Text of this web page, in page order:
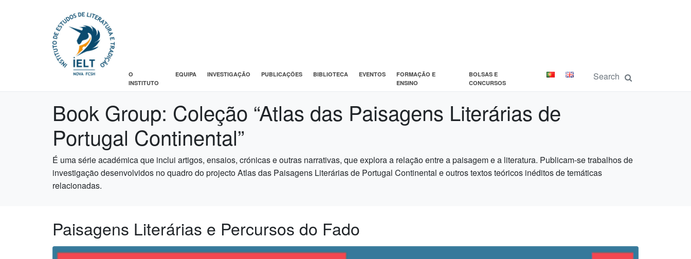
O
INSTITUTO
EQUIPA INVESTIGAÇÃO PUBLICAÇÕES BIBLIOTECA EVENTOS
FORMAÇÃO E
ENSINO
BOLSAS E
CONCURSOS
Book Group: Coleção “Atlas das Paisagens Literárias de
Portugal Continental”
É uma série académica que inclui artigos, ensaios, crónicas e outras narrativas, que explora a relação entre a paisagem e a literatura. Publicam-se trabalhos de
investigação desenvolvidos no quadro do projecto Atlas das Paisagens Literárias de Portugal Continental e outros textos teóricos inéditos de temáticas
relacionadas.
Paisagens Literárias e Percursos do Fado